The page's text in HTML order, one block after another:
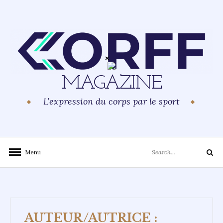
MAGAZINE
L’expression du corps par le sport
Menu
for:
Search
AUTEUR/AUTRICE :